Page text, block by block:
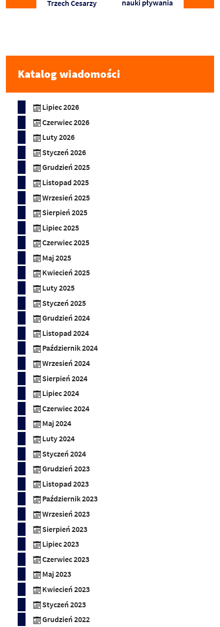
Trzech Cesarzy nauki pływania
Katalog wiadomości
Lipiec 2026
Czerwiec 2026
Luty 2026
Styczeń 2026
Grudzień 2025
Listopad 2025
Wrzesień 2025
Sierpień 2025
Lipiec 2025
Czerwiec 2025
Maj 2025
Kwiecień 2025
Luty 2025
Styczeń 2025
Grudzień 2024
Listopad 2024
Październik 2024
Wrzesień 2024
Sierpień 2024
Lipiec 2024
Czerwiec 2024
Maj 2024
Luty 2024
Styczeń 2024
Grudzień 2023
Listopad 2023
Październik 2023
Wrzesień 2023
Sierpień 2023
Lipiec 2023
Czerwiec 2023
Maj 2023
Kwiecień 2023
Styczeń 2023
Grudzień 2022